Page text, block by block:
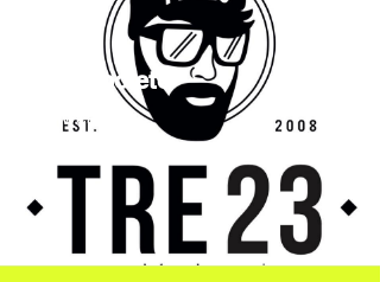
TRE23Spoleto
Streetwear